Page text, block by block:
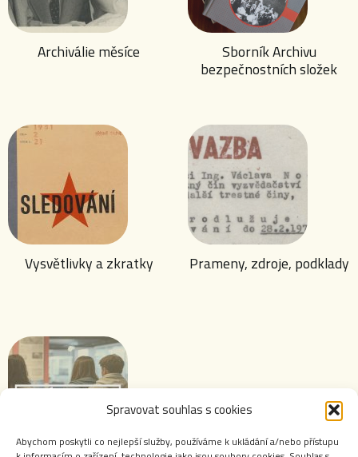
Spravovat souhlas s cookies
Abychom poskytli co nejlepší služby, používáme k ukládání a/nebo přístupu
Archiválie měsíce
Sborník Archivu
bezpečnostních složek
Vysvětlivky a zkratky Prameny, zdroje, podklady